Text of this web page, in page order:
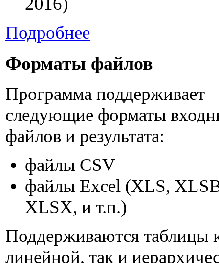
Подробнее
Форматы файлов
Программа поддерживает
следующие форматы
файлов и результата:
файлы CSV
файлы Excel (XLS,
XLSX, и т.п.)
Поддерживаются таблицы
линейной, так и